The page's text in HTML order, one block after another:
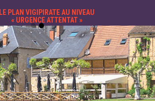
LE PLAN VIGIPIRATE AU NIVEAU
« URGENCE ATTENTAT »